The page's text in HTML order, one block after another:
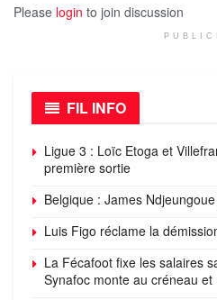
Please login to join discussion
FIL INFO
Ligue 3 : Loïc Etoga et
première sortie
Belgique : James
Luis Figo réclame la
La Fécafoot fixe les salaires
Synafoc monte au créneau et